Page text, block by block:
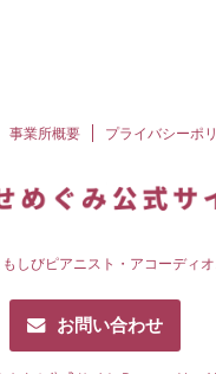
事業所概要 プライバシーポ
しびピアニスト・アコーディオ
お問い合わせ